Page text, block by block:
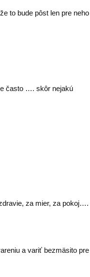
to bude pôst len pre neho
často …. skôr nejakú
za mier, za pokoj….
a variť bezmäsito pre